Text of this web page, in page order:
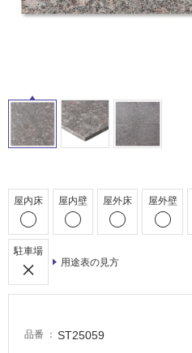
屋内床 屋内壁 屋外床 屋外壁
駐車場
用途表の見方
品番 ST25059
床・
浴
室
床・
場
非
に
し
い